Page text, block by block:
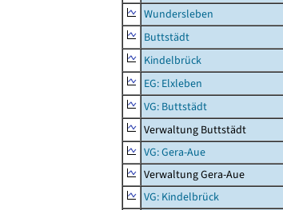
Wundersleben
Buttstädt
Kindelbrück
EG: Elxleben
VG: Buttstädt
Verwaltung Buttstädt
VG: Gera-Aue
Verwaltung Gera-Aue
VG: Kindelbrück